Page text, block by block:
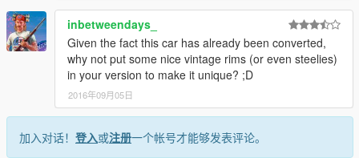
inbetweendays_
Given the fact this car has already been converted,
why not put some nice vintage rims (or even steelies)
in your version to make it unique? ;D
2016年09月05日
加入对话！ 登入或注册一个帐号才能够发表评论。